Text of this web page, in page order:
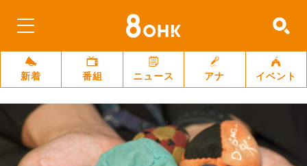
新着 番組 ニュース アナ イベント